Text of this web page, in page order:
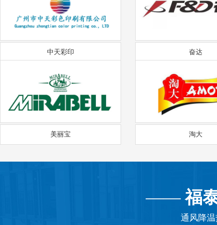
中天彩印 奋达
美丽宝 淘大
——福
通风降